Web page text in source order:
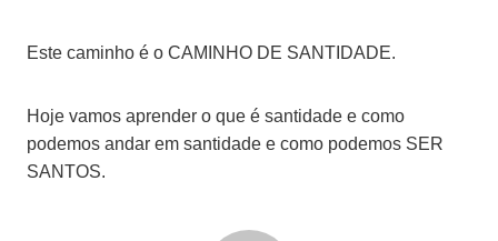
Este caminho é o CAMINHO DE SANTIDADE.
Hoje vamos aprender o que é santidade e como
podemos andar em santidade e como podemos SER
SANTOS.